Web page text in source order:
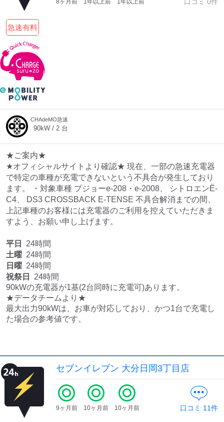
急速有料
CHAdeMO急速
90kW / 2 台
★ご案内★
★オフィシャルサイトより確認★ 現在、一部の急速充電器
で特定の車種が充電できないという不具合が発生しており
ます。 ・対象車種 プジョーe-208・e-2008、 シトロエンË-
C4、 DS3 CROSSBACK E-TENSE 不具合解消までの間、
上記車種のお客様には充電器のご利用を控えていただきま
すよう、お願い申し上げます。
平日
24時間
土曜 24時間
日曜 24時間
祝祭日
24時間
90kWの充電器が1基(2台同時に充電可)あります。
★データチームより★
最大出力90kWは、お車が対応しており、かつ1台で充電し
セブンイレブン 大分日岡3丁目店
9ヶ月前 10ヶ月前 10ヶ月前 口コミ 11件